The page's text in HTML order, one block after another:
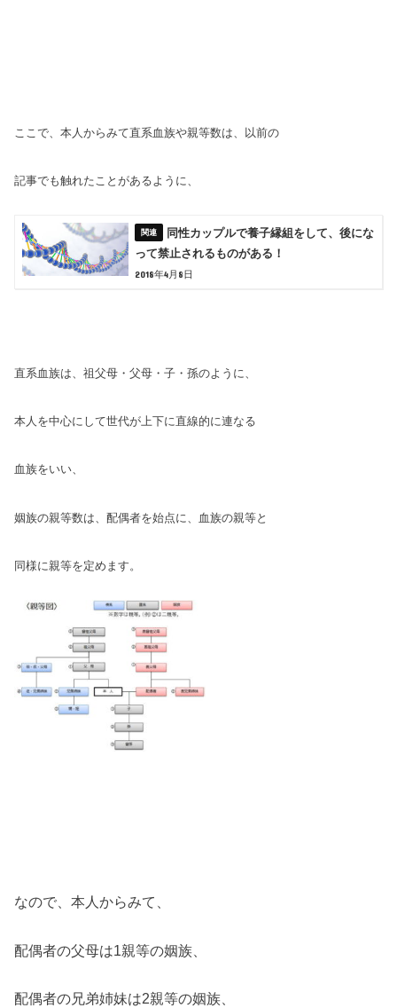
ここで、本人からみて直系血族や親等数は、以前の
記事でも触れたことがあるように、
同性カップルで養子縁組をして、後にな
って禁止されるものがある！
2018年4月8日
直系血族は、祖父母・父母・子・孫のように、
本人を中心にして世代が上下に直線的に連なる
血族をいい、
姻族の親等数は、配偶者を始点に、血族の親等と
同様に親等を定めます。
なので、本人からみて、
配偶者の父母は1親等の姻族、
配偶者の兄弟姉妹は2親等の姻族、